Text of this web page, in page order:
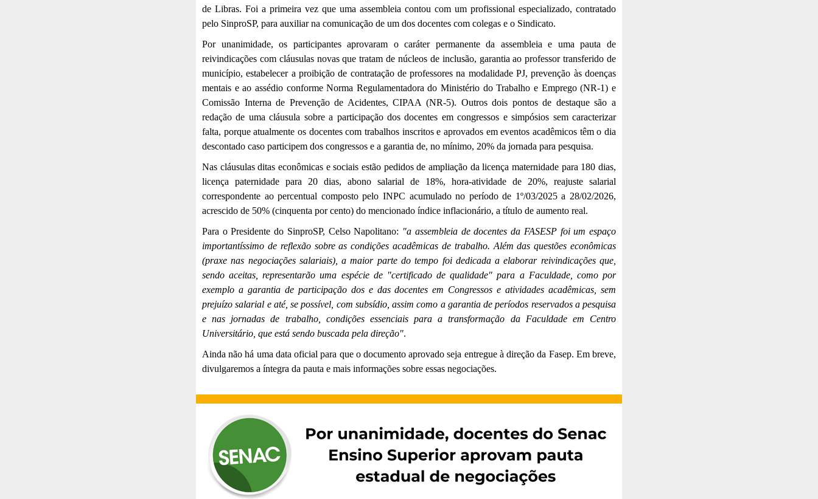
de Libras. Foi a primeira vez que uma assembleia contou com um profissional especializado, contratado
pelo SinproSP, para auxiliar na comunicação de um dos docentes com colegas e o Sindicato.
Por unanimidade, os participantes aprovaram o caráter permanente da assembleia e uma pauta de
reivindicações com cláusulas novas que tratam de núcleos de inclusão, garantia ao professor transferido de
município, estabelecer a proibição de contratação de professores na modalidade PJ, prevenção às doenças
mentais e ao assédio conforme Norma Regulamentadora do Ministério do Trabalho e Emprego (NR-1) e
Comissão Interna de Prevenção de Acidentes, CIPAA (NR-5). Outros dois pontos de destaque são a
redação de uma cláusula sobre a participação dos docentes em congressos e simpósios sem caracterizar
falta, porque atualmente os docentes com trabalhos inscritos e aprovados em eventos acadêmicos têm o dia
descontado caso participem dos congressos e a garantia de, no mínimo, 20% da jornada para pesquisa.
Nas cláusulas ditas econômicas e sociais estão pedidos de ampliação da licença maternidade para 180 dias,
licença paternidade para 20 dias, abono salarial de 18%, hora-atividade de 20%, reajuste salarial
correspondente ao percentual composto pelo INPC acumulado no período de 1º/03/2025 a 28/02/2026,
acrescido de 50% (cinquenta por cento) do mencionado índice inflacionário, a título de aumento real.
Para o Presidente do SinproSP, Celso Napolitano: "a assembleia de docentes da FASESP foi um espaço
importantíssimo de reflexão sobre as condições acadêmicas de trabalho. Além das questões econômicas
(praxe nas negociações salariais), a maior parte do tempo foi dedicada a elaborar reivindicações que,
sendo aceitas, representarão uma espécie de "certificado de qualidade" para a Faculdade, como por
exemplo a garantia de participação dos e das docentes em Congressos e atividades acadêmicas, sem
prejuízo salarial e até, se possível, com subsídio, assim como a garantia de períodos reservados a pesquisa
e nas jornadas de trabalho, condições essenciais para a transformação da Faculdade em Centro
Universitário, que está sendo buscada pela direção".
Ainda não há uma data oficial para que o documento aprovado seja entregue à direção da Fasep. Em breve,
divulgaremos a íntegra da pauta e mais informações sobre essas negociações.